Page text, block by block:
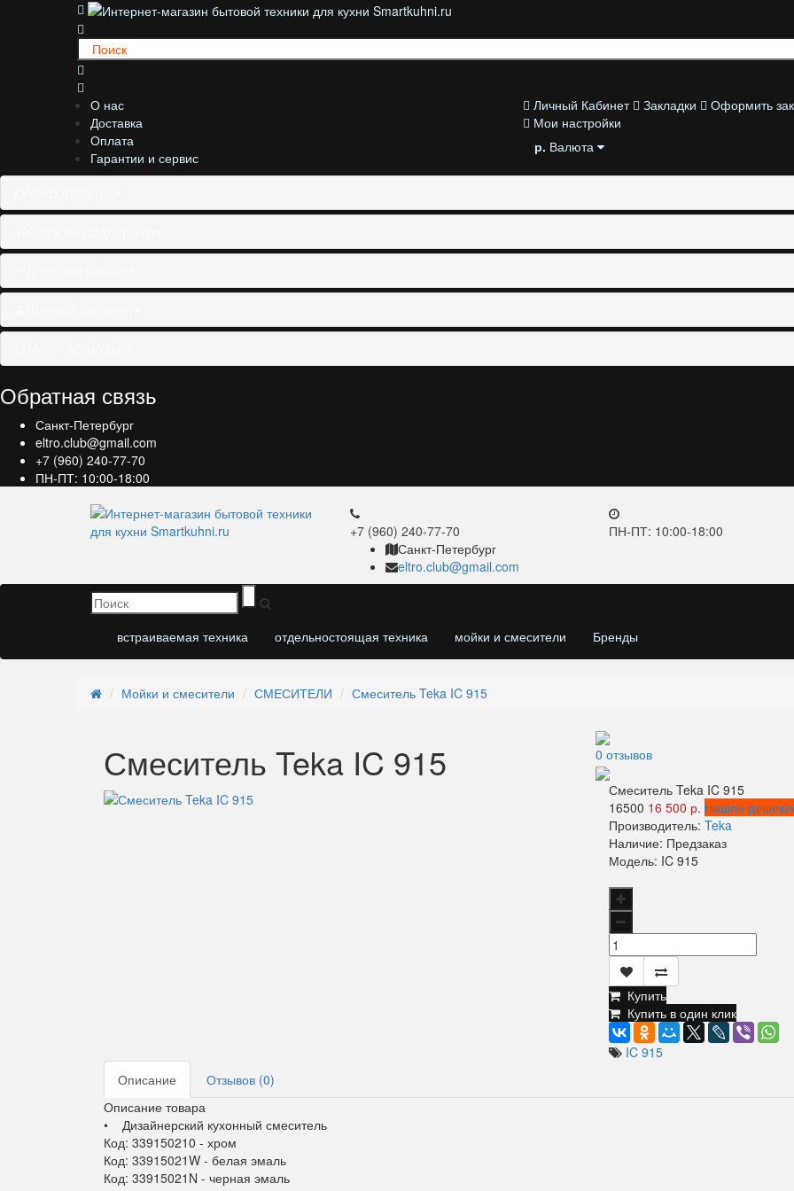
О нас
Доставка
Оплата
Гарантии и сервис
Личный Кабинет Закладки
Оформить
Мои настройки
р. Валюта
Обратная связь
Санкт-Петербург
eltro.club@gmail.com
+7 (960) 240-77-70
ПН-ПТ: 10:00-18:00
+7 (960) 240-77-70
Санкт-Петербург
eltro.club@gmail.com
ПН-ПТ: 10:00-18:00
встраиваемая техника отдельностоящая техника мойки и смесители Бренды
Мойки и смесители СМЕСИТЕЛИ Смеситель Teka IC 915
Смеситель Teka IC 915 0 отзывов
Смеситель Teka IC 915
16500 16 500 р. Нашли
Производитель: Teka
Наличие: Предзаказ
Модель: IC 915
Купить
Купить в один клик
IC 915
Описание
Отзывов (0)
Описание товара
• Дизайнерский кухонный смеситель
Код: 339150210 - хром
Код: 33915021W - белая эмаль
Код: 33915021N - черная эмаль